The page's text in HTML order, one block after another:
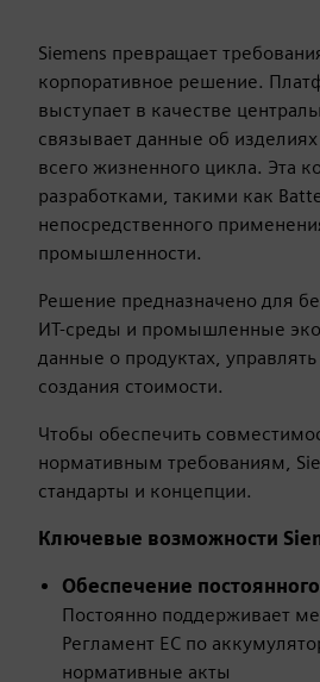
Siemens превращает
корпоративное решение.
выступает в качестве
связывает данные об
всего жизненного цикла. Эта
разработками, такими как
непосредственного
промышленности.
Решение предназначено для
ИТ-среды и промышленные
данные о продуктах,
создания стоимости.
Чтобы обеспечить
нормативным требованиям,
стандарты и концепции.
Ключевые возможности
Обеспечение
Постоянно поддерживает
Регламент ЕС по
нормативные акты